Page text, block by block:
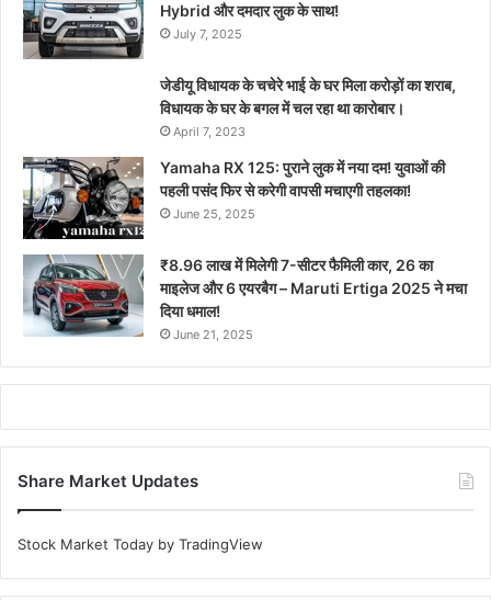
Hybrid और दमदार लुक के साथ!
July 7, 2025
जेडीयू विधायक के चचेरे भाई के घर मिला करोड़ों का शराब,
विधायक के घर के बगल में चल रहा था कारोबार।
April 7, 2023
Yamaha RX 125: पुराने लुक में नया दम! युवाओं की
पहली पसंद फिर से करेगी वापसी मचाएगी तहलका!
June 25, 2025
₹8.96 लाख में मिलेगी 7-सीटर फैमिली कार, 26 का
माइलेज और 6 एयरबैग – Maruti Ertiga 2025 ने मचा
दिया धमाल!
June 21, 2025
Share Market Updates
Stock Market Today by TradingView